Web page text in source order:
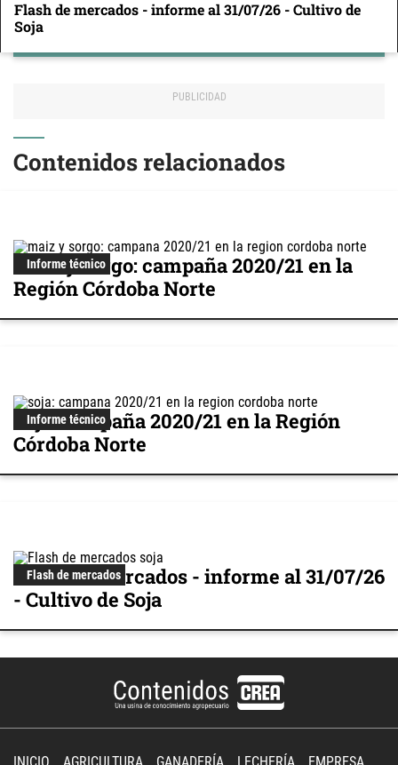
Flash de mercados - informe al 31/07/26 - Cultivo de
Soja
Contenidos relacionados
Informe técnico
Maíz y sorgo: campaña 2020/21 en la
Región Córdoba Norte
Informe técnico
Soja: campaña 2020/21 en la Región
Córdoba Norte
Flash de mercados
Flash de mercados - informe al 31/07/26
- Cultivo de Soja
INICIO AGRICULTURA GANADERÍA LECHERÍA EMPRESA